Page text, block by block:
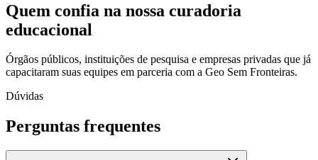
Quem confia na nossa curadoria
educacional
Órgãos públicos, instituições de pesquisa e empresas privadas que já
capacitaram suas equipes em parceria com a Geo Sem Fronteiras.
Dúvidas
Perguntas frequentes